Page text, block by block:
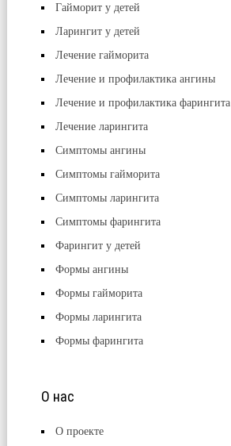
Гайморит у детей
Ларингит у детей
Лечение гайморита
Лечение и профилактика ангины
Лечение и профилактика фарингита
Лечение ларингита
Симптомы ангины
Симптомы гайморита
Симптомы ларингита
Симптомы фарингита
Фарингит у детей
Формы ангины
Формы гайморита
Формы ларингита
Формы фарингита
О нас
О проекте